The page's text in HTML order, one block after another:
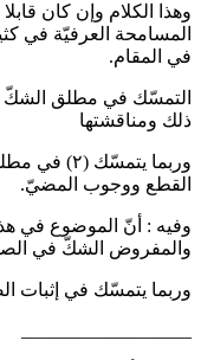
الكلام وإن كان قابلا
العرفيّة في
المقام.
في مطلق الشكّ
ومناقشتها
يتمسّك(٢)
في مطلق
ووجوب المضيّ.
: أنّ الموضوع في
الشكّ في
يتمسّك في إثبات